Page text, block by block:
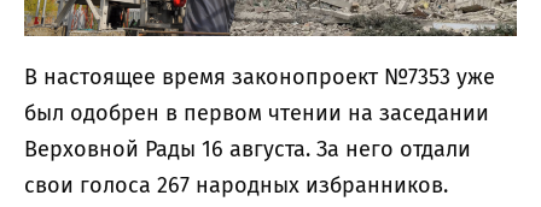
В настоящее время законопроект №7353 уже
был одобрен в первом чтении на заседании
Верховной Рады 16 августа. За него отдали
свои голоса 267 народных избранников.